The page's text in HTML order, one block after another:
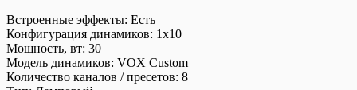
Встроенные эффекты: Есть
Конфигурация динамиков: 1х10
Мощность, вт: 30
Модель динамиков: VOX Custom
Количество каналов / пресетов: 8